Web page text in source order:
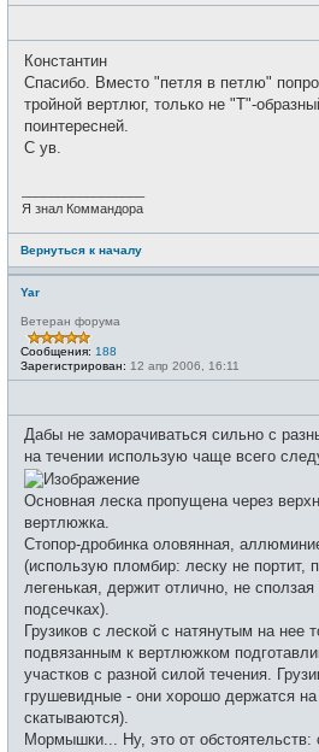
Константин
Спасибо. Вместо "петля в петлю"
тройной вертлюг, только не "Т"-
поинтересней.
С ув.
Я знал Коммандора
Вернуться к началу
Yar
Ветеран форума
Сообщения: 188
Зарегистрирован: 12 апр 2006, 16:11
Дабы не заморачиваться сильно с
на течении использую чаще всего
Основная леска пропущена через
вертлюжка.
Стопор-дробинка оловянная,
(использую пломбир: леску не портит,
легенькая, держит отлично, не
подсечках).
Грузиков с леской с натянутым на нее
подвязанным к вертлюжком
участков с разной силой течения.
грушевидные - они хорошо держатся
скатываются).
Мормышки... Ну, это от обстоятельств: